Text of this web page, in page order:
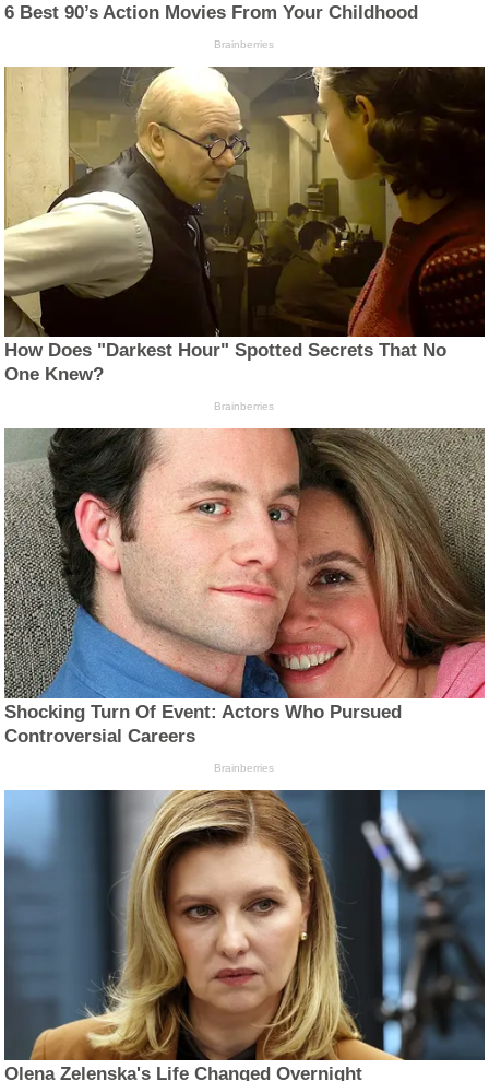
6 Best 90’s Action Movies From Your Childhood
Brainberries
How Does "Darkest Hour" Spotted Secrets That No
One Knew?
Brainberries
Shocking Turn Of Event: Actors Who Pursued
Controversial Careers
Brainberries
Olena Zelenska's Life Changed Overnight